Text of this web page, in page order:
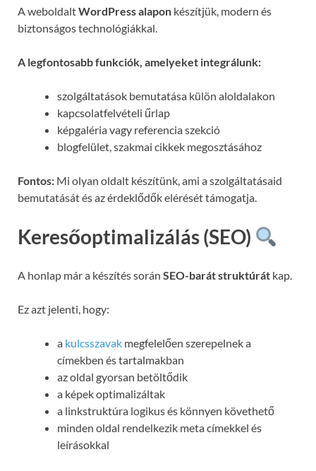
A weboldaltWordPress alapon készítjük, modern és
biztonságos technológiákkal.
A legfontosabb funkciók, amelyeket integrálunk:
szolgáltatások bemutatása külön aloldalakon
kapcsolatfelvételi űrlap
képgaléria vagy referencia szekció
blogfelület, szakmai cikkek megosztásához
Fontos: Mi olyan oldalt készítünk, ami a szolgáltatásaid
bemutatását és az érdeklődők elérését támogatja.
Keresőoptimalizálás (SEO)
A honlap már a készítés során SEO-barát struktúrát kap.
Ez azt jelenti, hogy:
a kulcsszavak megfelelően szerepelnek a
címekben és tartalmakban
az oldal gyorsan betöltődik
a képek optimalizáltak
a linkstruktúra logikus és könnyen követhető
minden oldal rendelkezik meta címekkel és
leírásokkal